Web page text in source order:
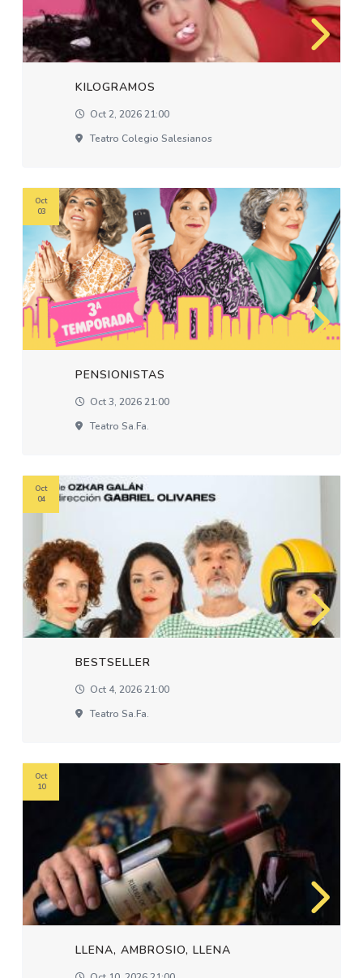
KILOGRAMOS
Oct 2, 2026 21:00
Teatro Colegio Salesianos
PENSIONISTAS
Oct 3, 2026 21:00
Teatro Sa.fa.
Oct
03
BESTSELLER
Oct 4, 2026 21:00
Teatro Sa.fa.
Oct
04
LLENA, AMBROSIO, LLENA
Oct
10